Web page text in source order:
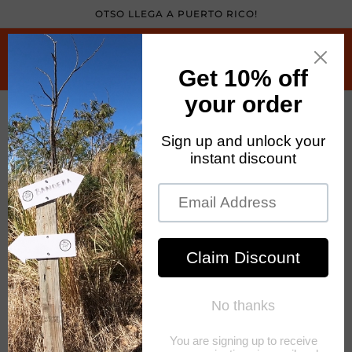
OTSO LLEGA A PUERTO RICO!
Cart
Skip to
product
information